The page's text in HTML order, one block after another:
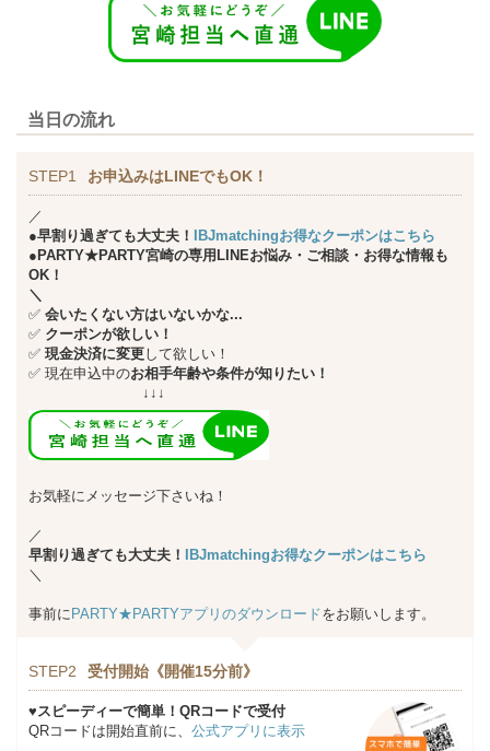
当日の流れ
STEP1 お申込みはLINEでもOK！
／
●早割り過ぎても大丈夫！
IBJmatchingお得なクーポンはこちら
●PARTY★PARTY宮崎の専用LINEお悩み・ご相談・お得な情報も
OK！
＼
✅ 会いたくない方はいないかな...
✅ クーポンが欲しい！
✅ 現金決済に変更して欲しい！
✅ 現在申込中のお相手年齢や条件が知りたい！
↓↓↓
お気軽にメッセージ下さいね！
／
早割り過ぎても大丈夫！
IBJmatchingお得なクーポンはこちら
＼
事前に PARTY★PARTYアプリのダウンロードをお願いします。
STEP2 受付開始《開催15分前》
♥スピーディーで簡単！QRコードで受付
QRコードは開始直前に、 公式アプリに表示